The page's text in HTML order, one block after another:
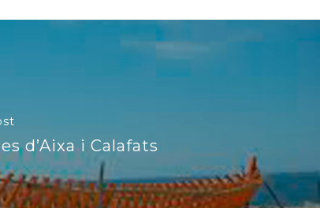
d’Aixa i Calafats